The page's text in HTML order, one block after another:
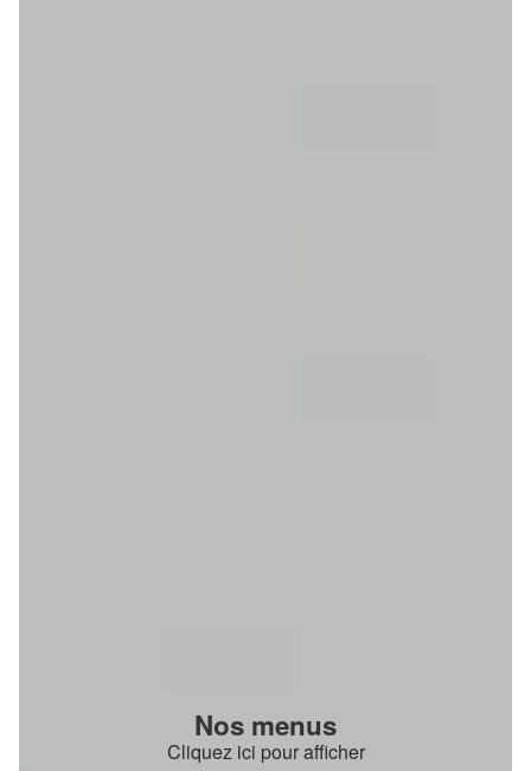
Nos menus
Cliquez ici pour afficher